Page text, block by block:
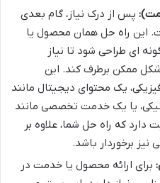
پس از درک نیاز، گام بعدی
این راه حل همان محصول یا
ای طراحی شود تا نیاز
ممکن برطرف کند. این
یک محتوای دیجیتال مانند
یا یک خدمت تخصصی مانند
که راه حل شما، علاوه بر
برخوردار باشد.
برای ارائه محصول یا خدمت در